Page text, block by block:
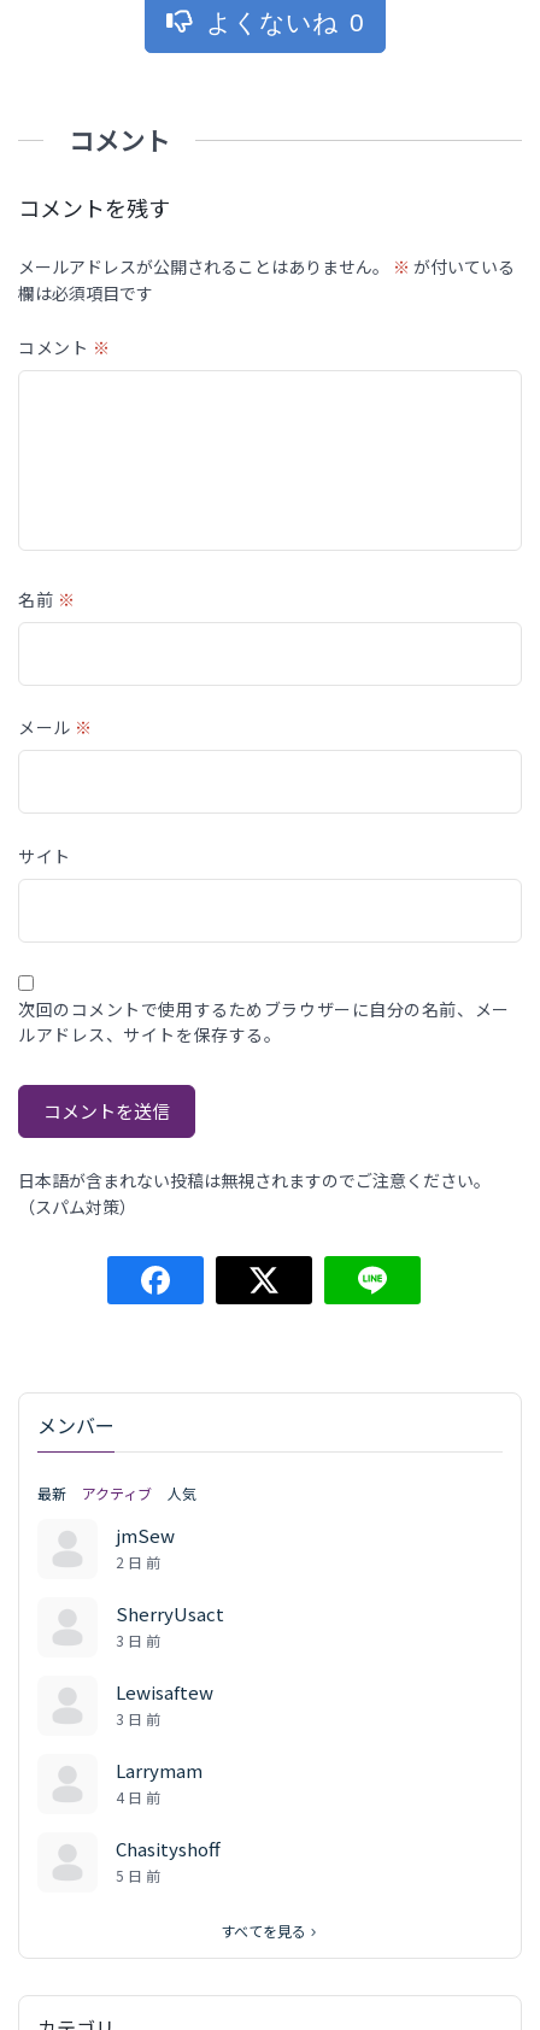
よくないね 0
コメント
コメントを残す
メールアドレスが公開されることはありません。 ※ が付いている
欄は必須項目です
コメント ※
名前 ※
メール ※
サイト
次回のコメントで使用するためブラウザーに自分の名前、メー
ルアドレス、サイトを保存する。
日本語が含まれない投稿は無視されますのでご注意ください。
（スパム対策）
メンバー
最新 アクティブ 人気
jmSew
2 日 前
SherryUsact
3 日 前
Lewisaftew
3 日 前
Larrymam
4 日 前
Chasityshoff
5 日 前
すべてを見る